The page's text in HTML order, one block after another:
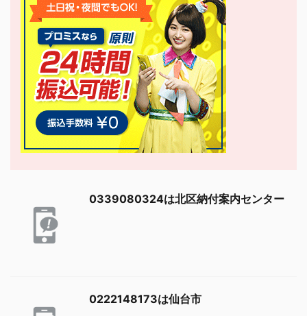
0339080324は北区納付案内センター
0222148173は仙台市